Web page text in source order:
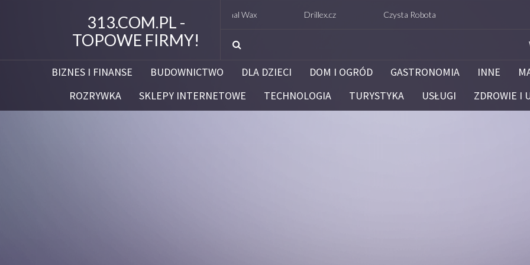
313.COM.PL -
TOPOWE FIRMY!
Drillex.cz Czysta Robota Kancelaria Prawna
BIZNES I FINANSE BUDOWNICTWO DLA DZIECI DOM I OGRÓD GASTRONOMIA INNE
ROZRYWKA
SKLEPY INTERNETOWE TECHNOLOGIA TURYSTYKA USŁUGI ZDROWIE I